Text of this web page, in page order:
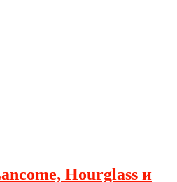
Hourglass и